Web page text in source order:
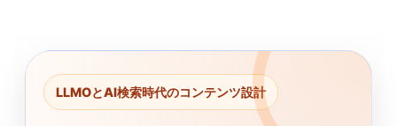
LLMOとAI検索時代のコンテンツ設計